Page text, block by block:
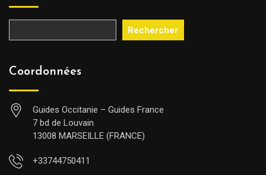
Rechercher
Coordonnées
Guides Occitanie – Guides France
7 bd de Louvain
13008 MARSEILLE (FRANCE)
+33744750411